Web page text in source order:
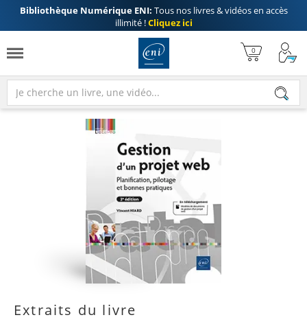
Bibliothèque Numérique ENI: Tous nos livres & vidéos en accès
illimité !Cliquez ici
Extraits du livre